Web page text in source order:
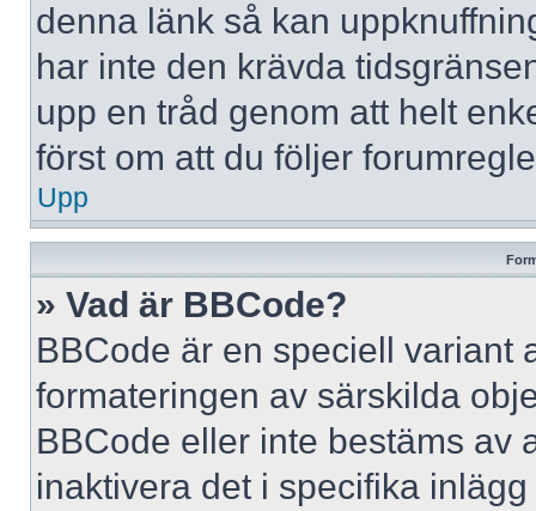
denna länk så kan
har inte den krävda
upp en tråd genom att helt
först om att du följer
Upp
» Vad är BBCode?
BBCode är en speciell variant
formateringen av särskilda
BBCode eller inte bestäms av
inaktivera det i specifika